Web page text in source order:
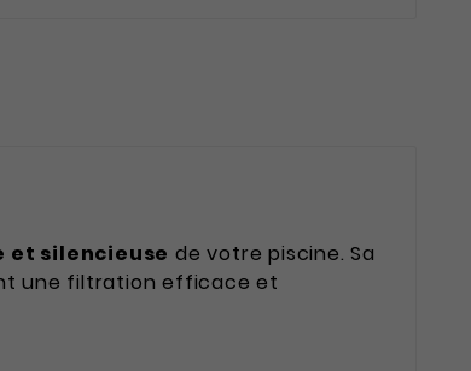
silencieuse de votre piscine. Sa
une filtration efficace et